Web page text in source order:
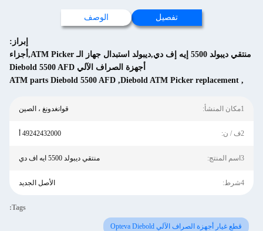
تفصيل الوصف
إبراز:
منتقي ديبولد 5500 إيه إف دي,ديبولد استبدال جهاز الـ ATM Picker,أجزاء
أجهزة الصراف الآلي Diebold 5500 AFD
,
Diebold ATM Picker replacement
,
ATM parts Diebold 5500 AFD
1مكان المنشأ: قوانغدونغ ، الصين
2ف / ن: 49242432000 أ
3اسم المنتج: منتقي ديبولد 5500 ايه اف دي
4شرط: الأصل الجديد
Tags:
قطع غيار أجهزة الصراف الآلي Opteva Diebold